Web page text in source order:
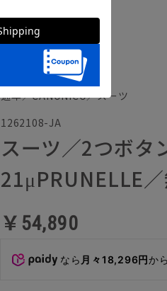
通年／CANONICO／スーツ
1262108-JA
スーツ／2つボタ
21μPRUNELLE
￥54,890
なら 月々18,296円か